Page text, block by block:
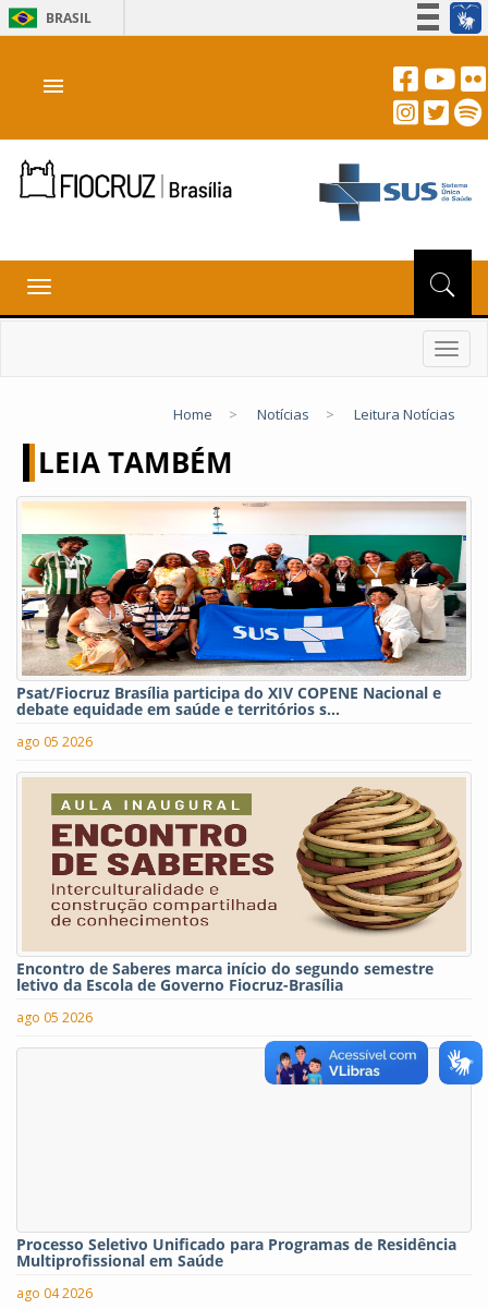
BRASIL
Acesso à informação
Canais
menu
Toggle
navigation
Home > Notícias > Leitura Notícias
LEIA TAMBÉM
Psat/Fiocruz Brasília participa do XIV COPENE Nacional e
debate equidade em saúde e territórios s...
ago 05 2026
Encontro de Saberes marca início do segundo semestre
letivo da Escola de Governo Fiocruz-Brasília
ago 05 2026
Processo Seletivo Unificado para Programas de Residência
Multiprofissional em Saúde
ago 04 2026